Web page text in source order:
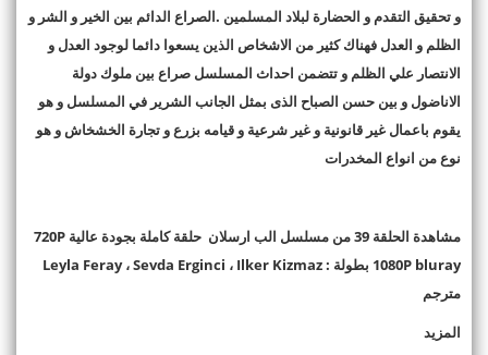
و تحقيق التقدم و الحضارة لبلاد المسلمين .الصراع الدائم بين الخير و الشر و
الظلم و العدل فهناك كثير من الاشخاص الذين يسعوا دائما لوجود العدل و
الانتصار علي الظلم و تتضمن احداث المسلسل صراع بين ملوك دولة
الاناضول و بين حسن الصباح الذى بمثل الجانب الشرير في المسلسل و هو
يقوم باعمال غير قانونية و غير شرعية و قيامه بزرع و تجارة الخشخاش و هو
نوع من انواع المخدرات
مشاهدة الحلقة 39 من مسلسل الب ارسلان حلقة كاملة بجودة عالية 720P
1080P bluray بطولة : Leyla Feray ، Sevda Erginci ، Ilker Kizmaz
مترجم
المزيد